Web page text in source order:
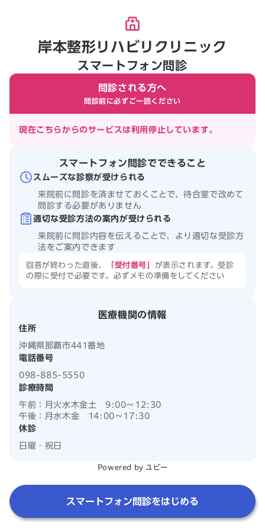
岸本整形リハビリクリニック
スマートフォン問診
問診される方へ
問診前に必ずご一読ください
現在こちらからのサービスは利用停止しています。
スマートフォン問診でできること
スムーズな診察が受けられる
来院前に問診を済ませておくことで、待合室で改めて
問診する必要がありません
適切な受診方法の案内が受けられる
来院前に問診内容を伝えることで、より適切な受診方
法をご案内できます
回答が終わった直後、 「受付番号」
が表示されます。受診
の際に受付で必要です。必ずメモの準備をしてください
医療機関の情報
住所
沖縄県那覇市441番地
電話番号
098-885-5550
診療時間
午前： 月火水木金土 9:00〜 12:30
午後： 月水木金 14:00 〜 17:30
休診
日曜・祝日
Powered by ユビー
スマートフォン問診をはじめる